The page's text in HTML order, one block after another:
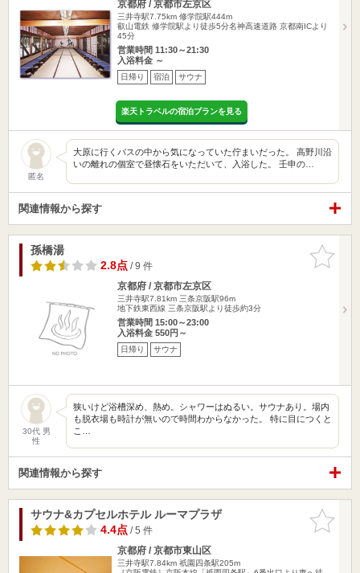
京都府 / 京都市左京区
三井寺駅7.75km 修学院駅444m
叡山電鉄 修学院駅より徒歩5分名神高速道路 京都南ICより
45分
営業時間 11:30～21:30
入浴料金 ～
日帰り 宿泊 サウナ
楽天トラベルの宿泊プランを見る
匿名
大原に行くバスの中から気になっていた佇まいだった。 高野川沿
いの離れの個室で昼懐石をいただいて、入浴した。 壬申の…
関連情報から探す
お気に入
りに追加
孫橋湯
2.8点/ 9 件
京都府 / 京都市左京区
三井寺駅7.81km 三条京阪駅96m
地下鉄東西線 三条京阪駅より徒歩約3分
営業時間 15:00～23:00
入浴料金 550円～
日帰り サウナ
30代 男
性
狭いけど浴槽深め、熱め。シャワーはぬるい。サウナあり。場内
も脱衣場も時計が無いので時間わからなかった。 特に目につくと
こ…
関連情報から探す
お気に入
りに追加
サウナ&カプセルホテル ルーマプラザ
4.4点/ 5 件
京都府 / 京都市東山区
三井寺駅7.84km 祇園四条駅205m